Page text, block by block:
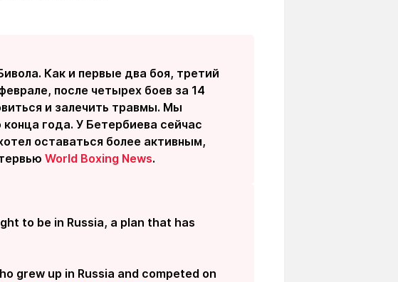
Как и первые два боя, третий
после четырех боев за 14
и залечить травмы. Мы
года. У Бетербиева сейчас
оставаться более активным,
World Boxing News.
to be in Russia, a plan that has
grew up in Russia and competed on